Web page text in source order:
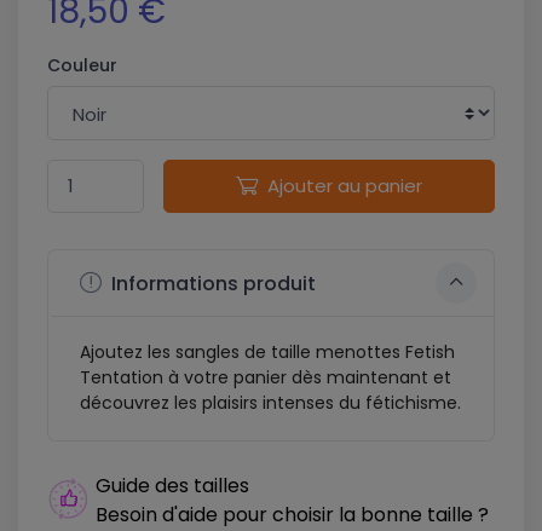
18,50 €
Couleur
Ajouter au panier
Informations produit
Ajoutez les sangles de taille menottes Fetish
Tentation à votre panier dès maintenant et
découvrez les plaisirs intenses du fétichisme.
Guide des tailles
Besoin d'aide pour choisir la bonne taille ?